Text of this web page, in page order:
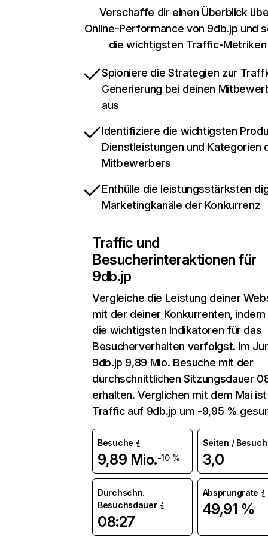
Verschaffe dir einen Überblick
Online-Performance von 9db.jp und
die wichtigsten Traffic-Metriken
Spioniere die Strategien zur
Generierung bei deinen
aus
Identifiziere die wichtigsten
Dienstleistungen und Kategorien
Mitbewerbers
Enthülle die leistungsstärksten
Marketingkanäle der Konkurrenz
Traffic und
Besucherinteraktionen für
9db.jp
Vergleiche die Leistung deiner
mit der deiner Konkurrenten, indem
die wichtigsten Indikatoren für das
Besucherverhalten verfolgst. Im
9db.jp 9,89 Mio. Besuche mit der
durchschnittlichen Sitzungsdauer
erhalten. Verglichen mit dem Mai
Traffic auf 9db.jp um -9,95 %
Besuche
9,89 Mio.-10 %
Seiten / Besuch
3,0
Durchschn.
Besuchsdauer
08:27
Absprungrate
49,91 %